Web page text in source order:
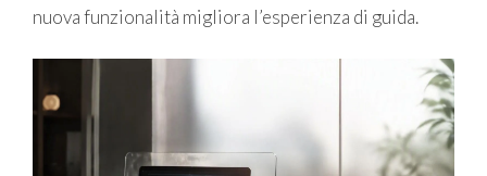
nuova funzionalità migliora l’esperienza di guida.